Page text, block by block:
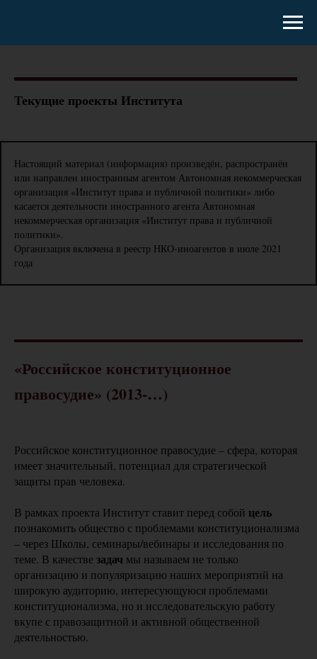
Текущие проекты Института
Настоящий материал (информация) произведён, распространён
или направлен иностранным агентом Автономная некоммерческая
организация «Институт права и публичной политики» либо
касается деятельности иностранного агента Автономная
некоммерческая организация «Институт права и публичной
политики».
Организация включена в реестр НКО-иноагентов в июле 2021
года
«Российское конституционное
правосудие» (2013-…)
Российское конституционное правосудие – сфера, которая
имеет значительный, потенциал для стратегической
защиты прав человека.
В рамках проекта Институт ставит перед собой цель
познакомить общество с проблемами конституционализма
– через Школы, семинары/вебинары и исследования по
теме. В качестве задач мы называем не только
организацию и популяризацию наших мероприятий на
широкую аудиторию, интересующуюся проблемами
конституционализма, но и исследовательскую работу
вкупе с правозащитной и активной общественной
деятельностью.